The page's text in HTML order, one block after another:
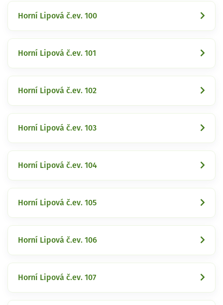
Horní Lipová č.ev. 100
Horní Lipová č.ev. 101
Horní Lipová č.ev. 102
Horní Lipová č.ev. 103
Horní Lipová č.ev. 104
Horní Lipová č.ev. 105
Horní Lipová č.ev. 106
Horní Lipová č.ev. 107